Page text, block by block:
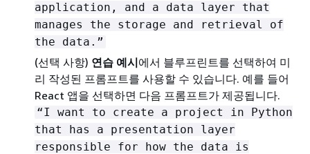
application, and a data layer that
manages the storage and retrieval of
the data.”
(선택 사항) 연습 예시에서 블루프린트를 선택하여 미
리 작성된 프롬프트를 사용할 수 있습니다. 예를 들어
React 앱을 선택하면 다음 프롬프트가 제공됩니다.
“I want to create a project in Python
that has a presentation layer
responsible for how the data is